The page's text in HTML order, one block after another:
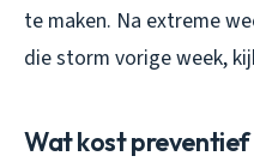
te maken. Na extreme
die storm vorige week,
Wat kost